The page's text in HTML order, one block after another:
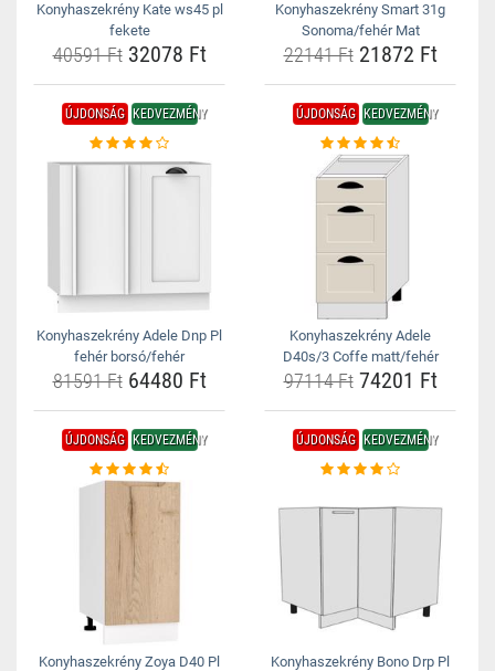
Konyhaszekrény Kate ws45 pl
fekete
40591 Ft32078 Ft
Konyhaszekrény Smart 31g
Sonoma/fehér Mat
22141 Ft21872 Ft
ÚJDONSÁG KEDVEZMÉNY
Konyhaszekrény Adele Dnp Pl
fehér borsó/fehér
81591 Ft64480 Ft
ÚJDONSÁG KEDVEZMÉNY
Konyhaszekrény Adele
D40s/3 Coffe matt/fehér
97114 Ft74201 Ft
ÚJDONSÁG KEDVEZMÉNY
Konyhaszekrény Zoya D40 Pl
ÚJDONSÁG KEDVEZMÉNY
Konyhaszekrény Bono Drp Pl